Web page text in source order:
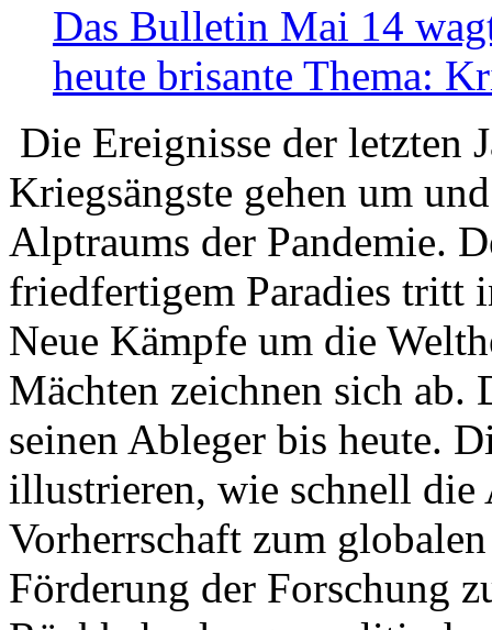
Das Bulletin Mai 14
heute brisante Thema:
Die Ereignisse der letzten
Kriegsängste gehen um
Alptraums der Pandemie.
friedfertigem Paradies tritt
Neue Kämpfe um die
Mächten zeichnen sich
seinen Ableger bis heute.
illustrieren, wie schnell die
Vorherrschaft zum
Förderung der Forschung